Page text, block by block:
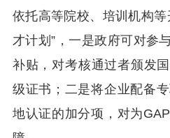
依托高等院校、培训机构等
才计划”，一是政府可对参
补贴，对考核通过者颁发
级证书；二是将企业配备
地认证的加分项，对为